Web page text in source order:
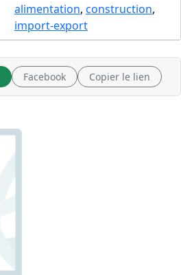
alimentation, construction,
import-export
Facebook Copier le lien